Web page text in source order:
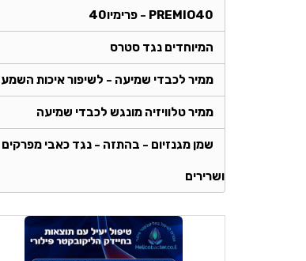
PREMIO40 - פרימיו40
המיוחדים נגד סטרס
ממיר לכבדי שמיעה - לשיפור איכות השמע
ממיר טלוויזיה מונגש לכבדי שמיעה
שמן מגנזיום - בהתזה - נגד כאבי מפרקים
ושרירים